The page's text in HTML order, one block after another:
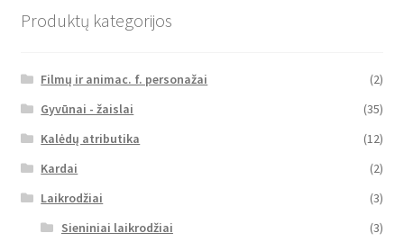
Produktų kategorijos
Filmų ir animac. f. personažai
(2)
Gyvūnai - žaislai
(35)
Kalėdų atributika
(12)
Kardai
(2)
Laikrodžiai
(3)
Sieniniai laikrodžiai
(3)